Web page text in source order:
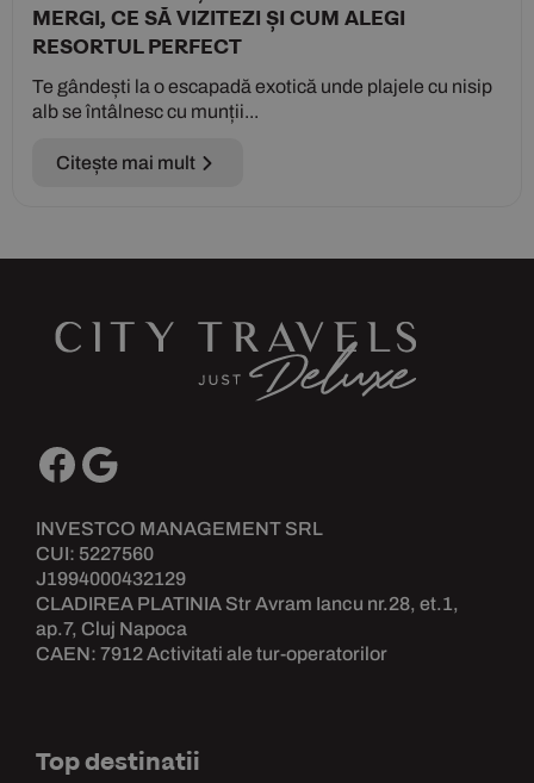
MERGI, CE SĂ VIZITEZI ȘI CUM ALEGI
RESORTUL PERFECT
Te gândești la o escapadă exotică unde plajele cu nisip
alb se întâlnesc cu munții...
Citește mai mult
INVESTCO MANAGEMENT SRL
CUI: 5227560
J1994000432129
CLADIREA PLATINIA Str Avram Iancu nr.28, et.1,
ap.7, Cluj Napoca
CAEN: 7912 Activitati ale tur-operatorilor
Top destinatii